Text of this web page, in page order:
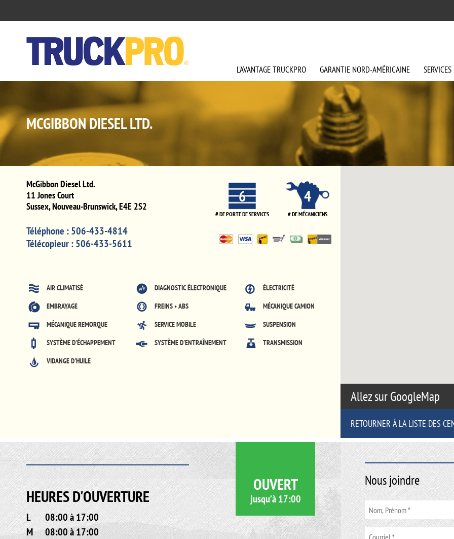
L'AVANTAGETRUCKPRO GARANTIE NORD-AMÉRICAINE SERVICES
MCGIBBON DIESEL LTD.
McGibbon Diesel Ltd.
11 Jones Court
Sussex,Nouveau-Brunswick,E4E 2S2
Téléphone :506-433-4814
Télécopieur :506-433-5611
6
# DE PORTE DE SERVICES
4
# DE MÉCANICIENS
AIR CLIMATISÉ DIAGNOSTIC ÉLECTRONIQUE
ÉLECTRICITÉ
EMBRAYAGE
FREINS • ABS
MÉCANIQUE CAMION
MÉCANIQUE REMORQUE
SERVICE MOBILE
SUSPENSION
SYSTÈME D'ÉCHAPPEMENT
SYSTÈME D'ENTRAÎNEMENT
TRANSMISSION
VIDANGE D'HUILE
Allez sur GoogleMap
RETOURNER À LA LISTE DES
OUVERT
jusqu’à17:00
HEURES D'OUVERTURE
L
08:00 à 17:00
M
08:00 à 17:00
Nous joindre